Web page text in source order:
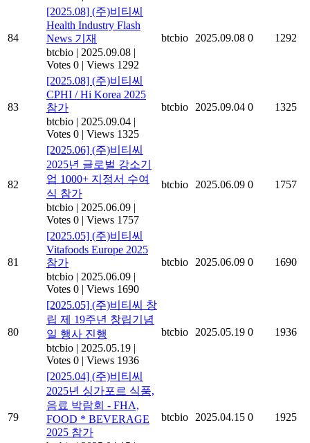
84
[2025.08] (주)비티씨
Health Industry Flash
News 기재
btcbio | 2025.09.08 |
Votes 0 | Views 1292
btcbio 2025.09.08 0 1292
83
[2025.08] (주)비티씨
CPHI / Hi Korea 2025
참가
btcbio | 2025.09.04 |
Votes 0 | Views 1325
btcbio 2025.09.04 0 1325
82
[2025.06] (주)비티씨
2025년 글로벌 강소기
업 1000+ 지정서 수여
식 참가
btcbio | 2025.06.09 |
Votes 0 | Views 1757
btcbio 2025.06.09 0 1757
81
[2025.05] (주)비티씨
Vitafoods Europe 2025
참가
btcbio | 2025.06.09 |
Votes 0 | Views 1690
btcbio 2025.06.09 0 1690
80
[2025.05] (주)비티씨 창
립 제 19주년 창립기념
일 행사 진행
btcbio | 2025.05.19 |
Votes 0 | Views 1936
btcbio 2025.05.19 0 1936
79
[2025.04] (주)비티씨
2025년 싱가포르 식품,
음료 박람회 - FHA,
FOOD * BEVERAGE
2025 참가
btcbio 2025.04.15 0 1925